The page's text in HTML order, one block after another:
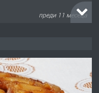
преди 11 месеца
преди 1 година